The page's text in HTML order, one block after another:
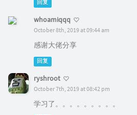
回复
whoamiqqq
October 8th, 2019 at 09:44 am
感谢大佬分享
回复
ryshroot
October 7th, 2019 at 08:42 pm
学习了。。。。。。。。。